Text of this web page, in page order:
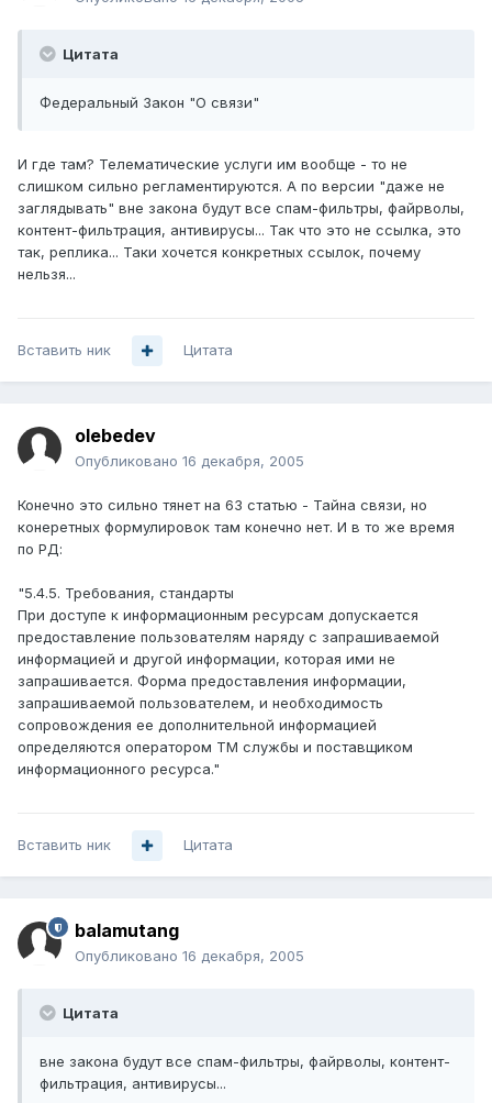
Цитата
Федеральный Закон "О связи"
И где там? Телематические услуги им вообще - то не
слишком сильно регламентируются. А по версии "даже не
заглядывать" вне закона будут все спам-фильтры, файрволы,
контент-фильтрация, антивирусы... Так что это не ссылка, это
так, реплика... Таки хочется конкретных ссылок, почему
нельзя...
Вставить ник Цитата
olebedev
Опубликовано 16 декабря, 2005
Конечно это сильно тянет на 63 статью - Тайна связи, но
конеретных формулировок там конечно нет. И в то же время
по РД:
"5.4.5. Требования, стандарты
При доступе к информационным ресурсам допускается
предоставление пользователям наряду с запрашиваемой
информацией и другой информации, которая ими не
запрашивается. Форма предоставления информации,
запрашиваемой пользователем, и необходимость
сопровождения ее дополнительной информацией
определяются оператором ТМ службы и поставщиком
информационного ресурса."
Вставить ник Цитата
balamutang
Опубликовано 16 декабря, 2005
Цитата
вне закона будут все спам-фильтры, файрволы, контент-
фильтрация, антивирусы...